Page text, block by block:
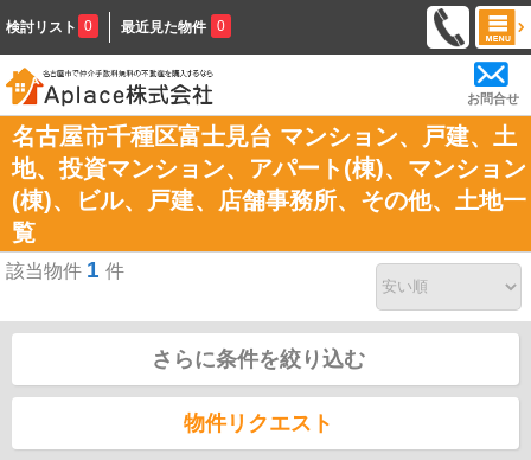
検討リスト 0 最近見た物件 0
お問合せ
名古屋市千種区富士見台 マンション、戸建、土
地、投資マンション、アパート(棟)、マンション
(棟)、ビル、戸建、店舗事務所、その他、土地一
覧
該当物件 1 件
さらに条件を絞り込む
物件リクエスト